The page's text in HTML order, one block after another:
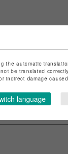
に基づく表記はこ
はこちら
the automatic
be translated
indirect damage
language